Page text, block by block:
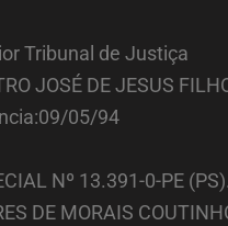
Tribunal de Justiça
JOSÉ DE JESUS
05/94
Nº 13.391-0-PE (PS).
DE MORAIS